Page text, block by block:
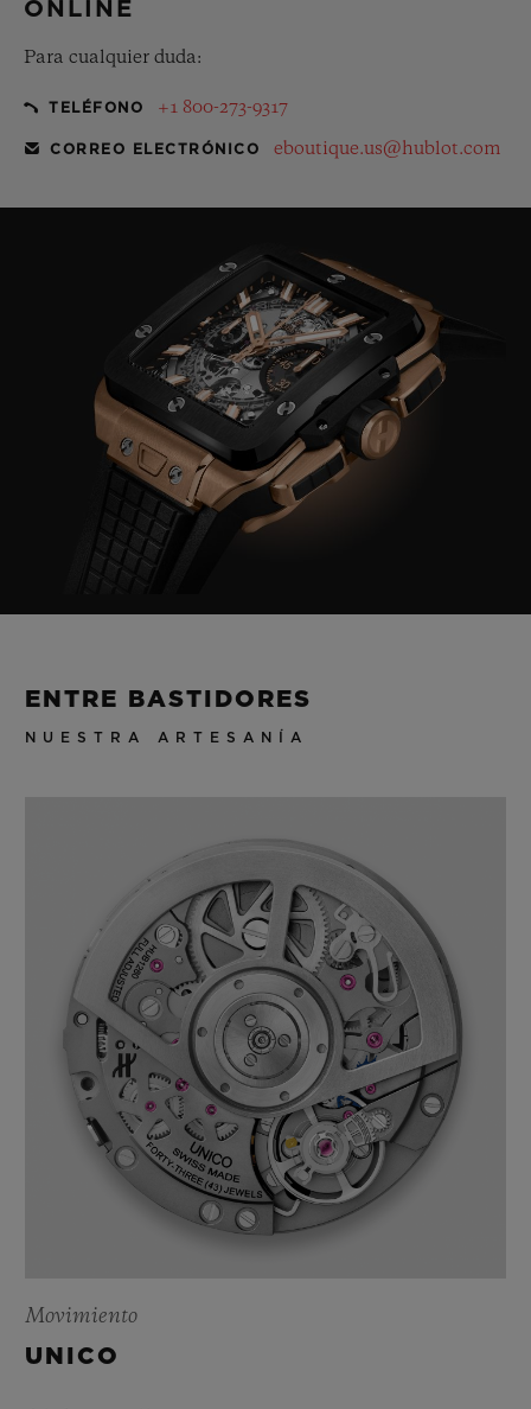
ONLINE
Para cualquier duda:
TELÉFONO +1 800-273-9317
CORREO ELECTRÓNICO eboutique.us@hublot.com
ENTRE BASTIDORES
NUESTRA ARTESANÍA
Movimiento
UNICO